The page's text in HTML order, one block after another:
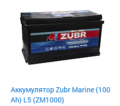
Аккумулятор Zubr Marine (100
Ah) L5 (ZM1000)